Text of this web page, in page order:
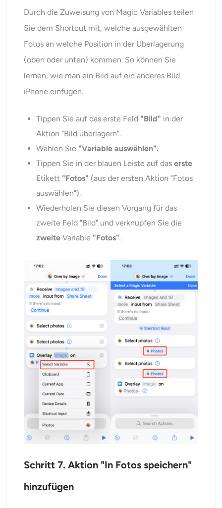
Durch die Zuweisung von Magic Variables teilen
Sie dem Shortcut mit, welche ausgewählten
Fotos an welche Position in der Überlagerung
(oben oder unten) kommen. So können Sie
lernen, wie man ein Bild auf ein anderes Bild
iPhone einfügen.
Tippen Sie auf das erste Feld "Bild" in der
Aktion "Bild überlagern".
Wählen Sie "Variable auswählen".
Tippen Sie in der blauen Leiste auf daserste
Etikett "Fotos" (aus der ersten Aktion "Fotos
auswählen").
Wiederholen Sie diesen Vorgang für das
zweite Feld "Bild" und verknüpfen Sie die
zweite Variable "Fotos".
Schritt 7. Aktion "In Fotos speichern"
hinzufügen